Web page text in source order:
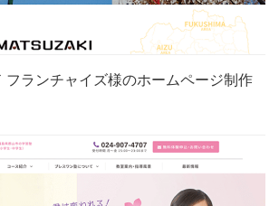
フランチャイズ様のホームページ制作